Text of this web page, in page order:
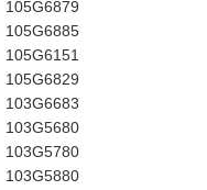
105G6879
105G6885
105G6151
105G6829
103G6683
103G5680
103G5780
103G5880